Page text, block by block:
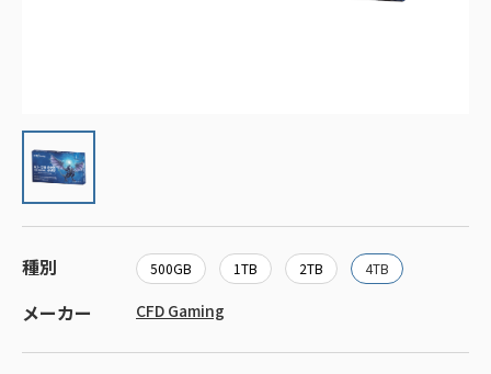
種別 500GB 1TB 2TB 4TB
メーカー CFD Gaming